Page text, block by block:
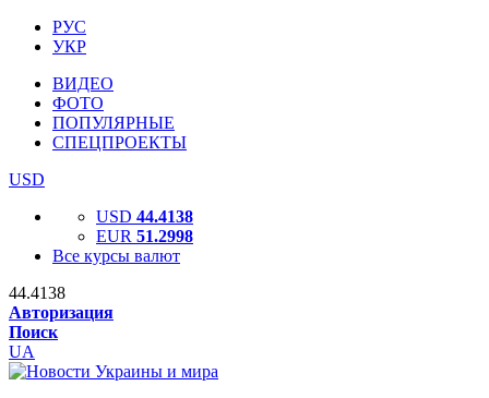
РУС
УКР
ВИДЕО
ФОТО
ПОПУЛЯРНЫЕ
СПЕЦПРОЕКТЫ
USD
USD 44.4138
EUR 51.2998
Все курсы валют
44.4138
Авторизация
Поиск
UA